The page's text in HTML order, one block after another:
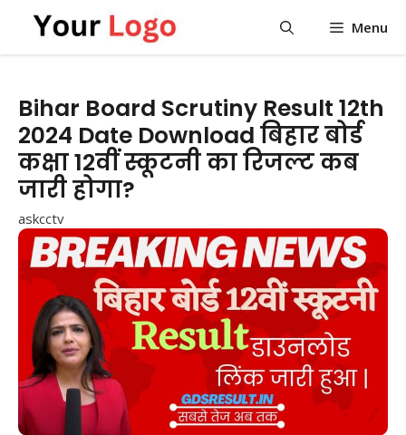
Menu
Bihar Board Scrutiny Result 12th
2024 Date Download बिहार बोर्ड
कक्षा 12वीं स्कूटनी का रिजल्ट कब
जारी होगा?
askcctv